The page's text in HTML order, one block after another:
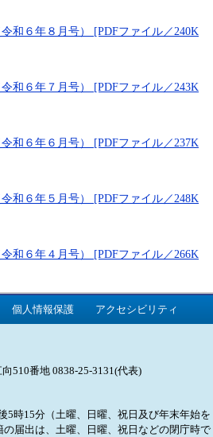
和６年８月号） [PDFファイル／240K
和６年７月号） [PDFファイル／243K
和６年６月号） [PDFファイル／237K
和６年５月号） [PDFファイル／248K
和６年４月号） [PDFファイル／266K
個人情報保護 アクセシビリティ
510番地 0838-25-3131(代表)
5時15分（土曜、日曜、祝日及び年末年始を
届出は、土曜、日曜、祝日などの閉庁時で